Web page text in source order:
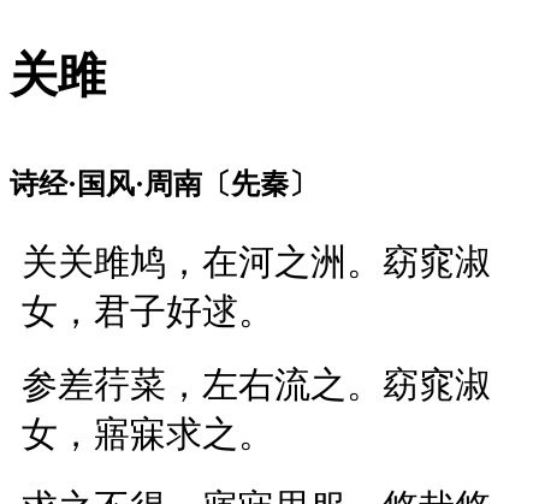
关雎
诗经·国风·周南〔先秦〕
关关雎鸠，在河之洲。窈窕淑
女，君子好逑。
参差荇菜，左右流之。窈窕淑
女，寤寐求之。